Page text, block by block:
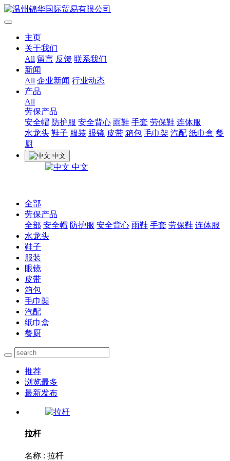
主页
关于我们
All 留言 反馈 联系我们
新闻
All 企业新闻 行业动态
产品
All
劳保产品
安全帽 防护服 安全背心 雨鞋 手套 劳保鞋 连体服
水龙头 鞋子 服装 眼镜 皮带 箱包 毛巾架 汽配 纸巾盒 餐
厨
中文
中文
全部
劳保产品
全部 安全帽 防护服 安全背心 雨鞋 手套 劳保鞋 连体服
水龙头
鞋子
服装
眼镜
皮带
箱包
毛巾架
汽配
纸巾盒
餐厨
推荐
浏览最多
最新发布
拉杆
名称 : 拉杆